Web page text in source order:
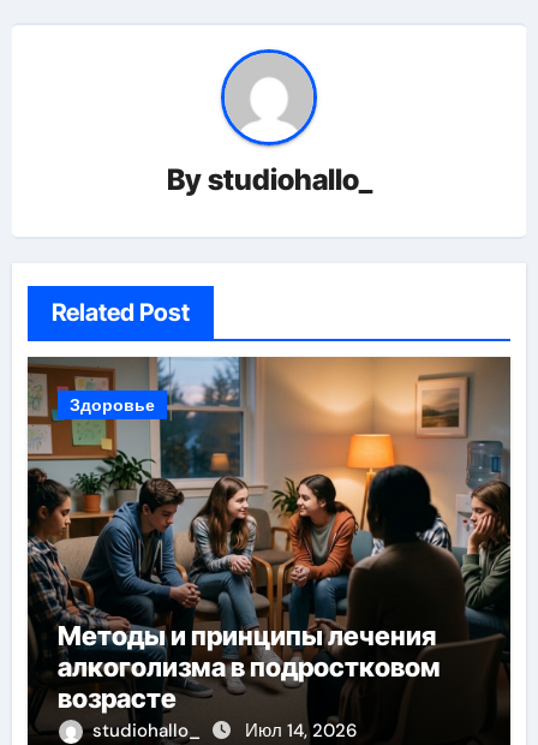
Bystudiohallo_
Related Post
Здоровье
Методы и принципы лечения
алкоголизма в подростковом
возрасте
studiohallo_ Июл 14, 2026